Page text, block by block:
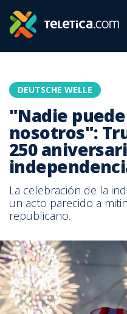
DEUTSCHE WELLE
"Nadie
nosotros":
250
La celebración de la
un acto parecido a
republicano.